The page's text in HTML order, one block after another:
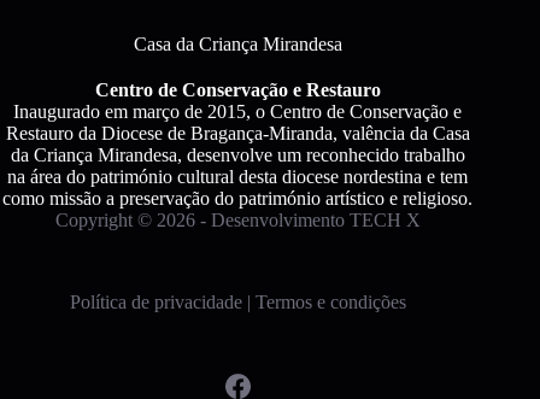
Casa da Criança Mirandesa
Centro de Conservação e Restauro
Inaugurado em março de 2015, o Centro de Conservação e
Restauro da Diocese de Bragança-Miranda, valência da Casa
da Criança Mirandesa, desenvolve um reconhecido trabalho
na área do património cultural desta diocese nordestina e tem
como missão a preservação do património artístico e religioso.
Copyright © 2026 - Desenvolvimento TECH X
Política de privacidade| Termos e condições